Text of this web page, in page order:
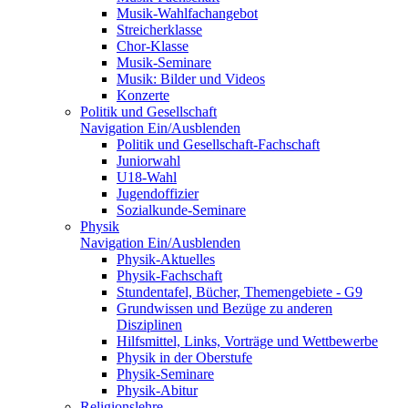
Musik-Wahlfachangebot
Streicherklasse
Chor-Klasse
Musik-Seminare
Musik: Bilder und Videos
Konzerte
Politik und Gesellschaft
Navigation Ein/Ausblenden
Politik und Gesellschaft-Fachschaft
Juniorwahl
U18-Wahl
Jugendoffizier
Sozialkunde-Seminare
Physik
Navigation Ein/Ausblenden
Physik-Aktuelles
Physik-Fachschaft
Stundentafel, Bücher, Themengebiete - G9
Grundwissen und Bezüge zu anderen
Disziplinen
Hilfsmittel, Links, Vorträge und Wettbewerbe
Physik in der Oberstufe
Physik-Seminare
Physik-Abitur